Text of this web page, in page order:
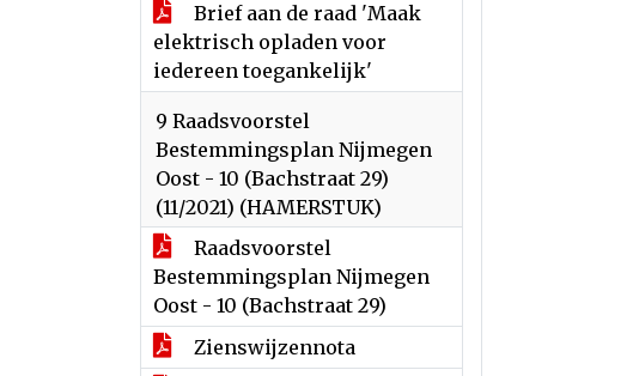
Brief aan de raad 'Maak
elektrisch opladen voor
iedereen toegankelijk'
9 Raadsvoorstel
Bestemmingsplan Nijmegen
Oost - 10 (Bachstraat 29)
(11/2021) (HAMERSTUK)
Raadsvoorstel
Bestemmingsplan Nijmegen
Oost - 10 (Bachstraat 29)
Zienswijzennota